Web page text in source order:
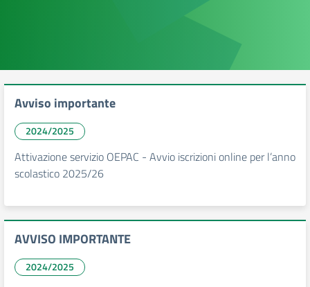
Avviso importante
2024/2025
Attivazione servizio OEPAC - Avvio iscrizioni online per l’anno
scolastico 2025/26
AVVISO IMPORTANTE
2024/2025